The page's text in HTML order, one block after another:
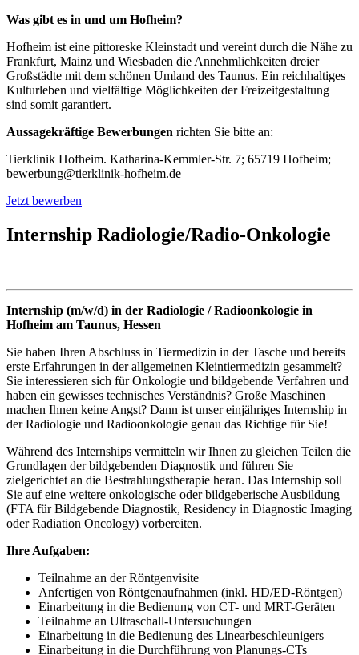
Was gibt es in und um Hofheim?
Hofheim ist eine pittoreske Kleinstadt und vereint durch die Nähe zu
Frankfurt, Mainz und Wiesbaden die Annehmlichkeiten dreier
Großstädte mit dem schönen Umland des Taunus. Ein reichhaltiges
Kulturleben und vielfältige Möglichkeiten der Freizeitgestaltung
sind somit garantiert.
Aussagekräftige Bewerbungen richten Sie bitte an:
Tierklinik Hofheim. Katharina-Kemmler-Str. 7; 65719 Hofheim;
bewerbung@tierklinik-hofheim.de
Jetzt bewerben
Internship Radiologie/Radio-Onkologie
Internship (m/w/d) in der Radiologie / Radioonkologie in
Hofheim am Taunus, Hessen
Sie haben Ihren Abschluss in Tiermedizin in der Tasche und bereits
erste Erfahrungen in der allgemeinen Kleintiermedizin gesammelt?
Sie interessieren sich für Onkologie und bildgebende Verfahren und
haben ein gewisses technisches Verständnis? Große Maschinen
machen Ihnen keine Angst? Dann ist unser einjähriges Internship in
der Radiologie und Radioonkologie genau das Richtige für Sie!
Während des Internships vermitteln wir Ihnen zu gleichen Teilen die
Grundlagen der bildgebenden Diagnostik und führen Sie
zielgerichtet an die Bestrahlungstherapie heran. Das Internship soll
Sie auf eine weitere onkologische oder bildgeberische Ausbildung
(FTA für Bildgebende Diagnostik, Residency in Diagnostic Imaging
oder Radiation Oncology) vorbereiten.
Ihre Aufgaben:
Teilnahme an der Röntgenvisite
Anfertigen von Röntgenaufnahmen (inkl. HD/ED-Röntgen)
Einarbeitung in die Bedienung von CT- und MRT-Geräten
Teilnahme an Ultraschall-Untersuchungen
Einarbeitung in die Bedienung des Linearbeschleunigers
Einarbeitung in die Durchführung von Planungs-CTs